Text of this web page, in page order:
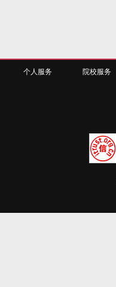
个人服务 院校服务